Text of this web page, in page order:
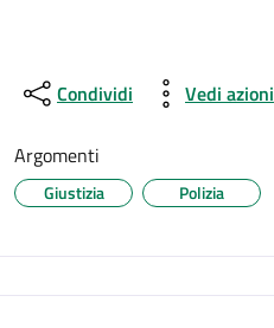
Condividi Vedi azioni
Argomenti
Giustizia Polizia